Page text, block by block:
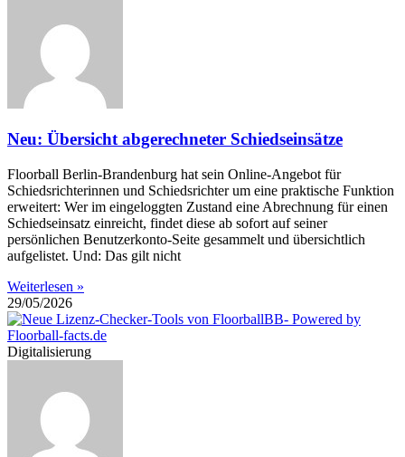
Neu: Übersicht abgerechneter Schiedseinsätze
Floorball Berlin-Brandenburg hat sein Online-Angebot für
Schiedsrichterinnen und Schiedsrichter um eine praktische Funktion
erweitert: Wer im eingeloggten Zustand eine Abrechnung für einen
Schiedseinsatz einreicht, findet diese ab sofort auf seiner
persönlichen Benutzerkonto-Seite gesammelt und übersichtlich
aufgelistet. Und: Das gilt nicht
Weiterlesen »
29/05/2026
Digitalisierung